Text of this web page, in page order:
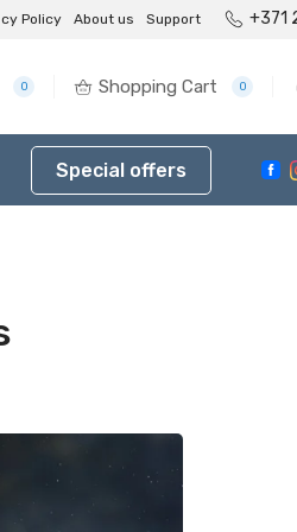
Policy About us Support +371
0 Shopping Cart 0
Special offers